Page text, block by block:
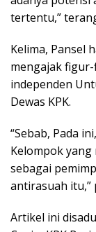
tertentu,”
Kelima, Pansel
mengajak
independen
Dewas KPK.
“Sebab, Pada
Kelompok
sebagai
antirasuah itu,”
Artikel ini